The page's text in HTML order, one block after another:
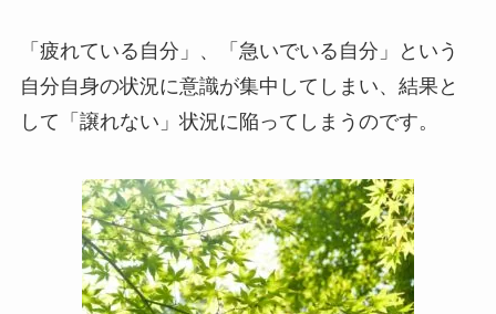
「疲れている自分」、「急いでいる自分」という
自分自身の状況に意識が集中してしまい、結果と
して「譲れない」状況に陥ってしまうのです。